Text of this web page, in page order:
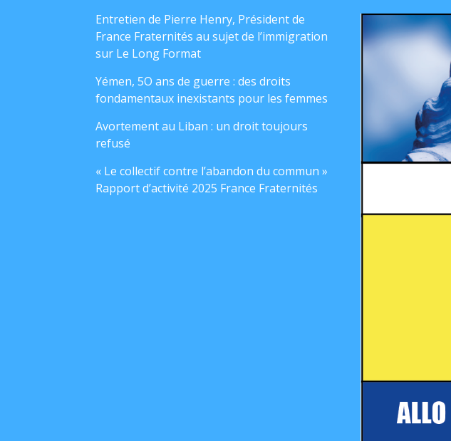
Entretien de Pierre Henry, Président de
France Fraternités au sujet de l’immigration
sur Le Long Format
Yémen, 5O ans de guerre : des droits
fondamentaux inexistants pour les femmes
Avortement au Liban : un droit toujours
refusé
« Le collectif contre l’abandon du commun »
Rapport d’activité 2025 France Fraternités